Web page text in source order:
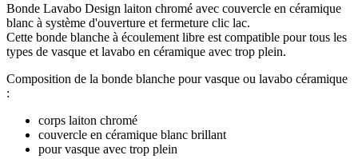
Bonde Lavabo Design laiton chromé avec couvercle en céramique
blanc à système d'ouverture et fermeture clic lac.
Cette bonde blanche à écoulement libre est compatible pour tous les
types de vasque et lavabo en céramique avec trop plein.
Composition de la bonde blanche pour vasque ou lavabo céramique
:
corps laiton chromé
couvercle en céramique blanc brillant
pour vasque avec trop plein